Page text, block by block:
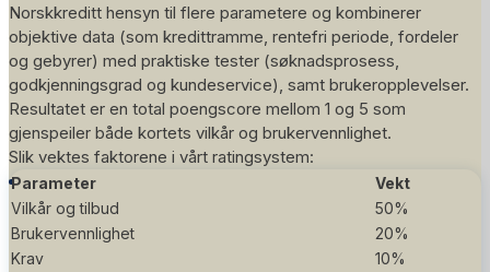
Norskkreditt hensyn til flere parametere og kombinerer
objektive data (som kredittramme, rentefri periode, fordeler
og gebyrer) med praktiske tester (søknadsprosess,
godkjenningsgrad og kundeservice), samt brukeropplevelser.
Resultatet er en total poengscore mellom 1 og 5 som
gjenspeiler både kortets vilkår og brukervennlighet.
Slik vektes faktorene i vårt ratingsystem:
Parameter
Vekt
Vilkår og tilbud
50%
Brukervennlighet
20%
Krav
10%